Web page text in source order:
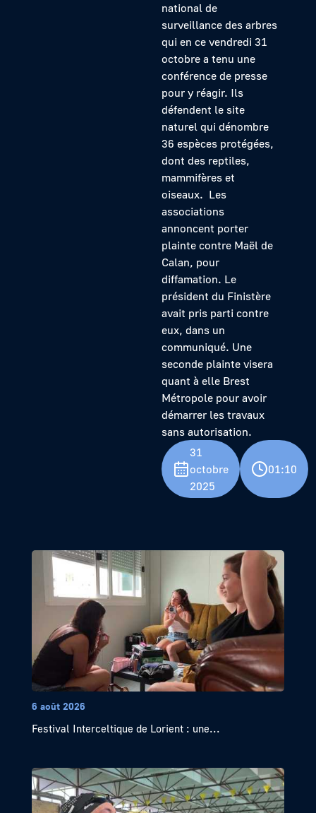
national de
surveillance des arbres
qui en ce vendredi 31
octobre a tenu une
conférence de presse
pour y réagir. Ils
défendent le site
naturel qui dénombre
36 espèces protégées,
dont des reptiles,
mammifères et
oiseaux. Les
associations
annoncent porter
plainte contre Maël de
Calan, pour
diffamation. Le
président du Finistère
avait pris parti contre
eux, dans un
communiqué. Une
seconde plainte visera
quant à elle Brest
Métropole pour avoir
démarrer les travaux
sans autorisation.
31
octobre
2025
01:10
6 août 2026
Festival Interceltique de Lorient : une...